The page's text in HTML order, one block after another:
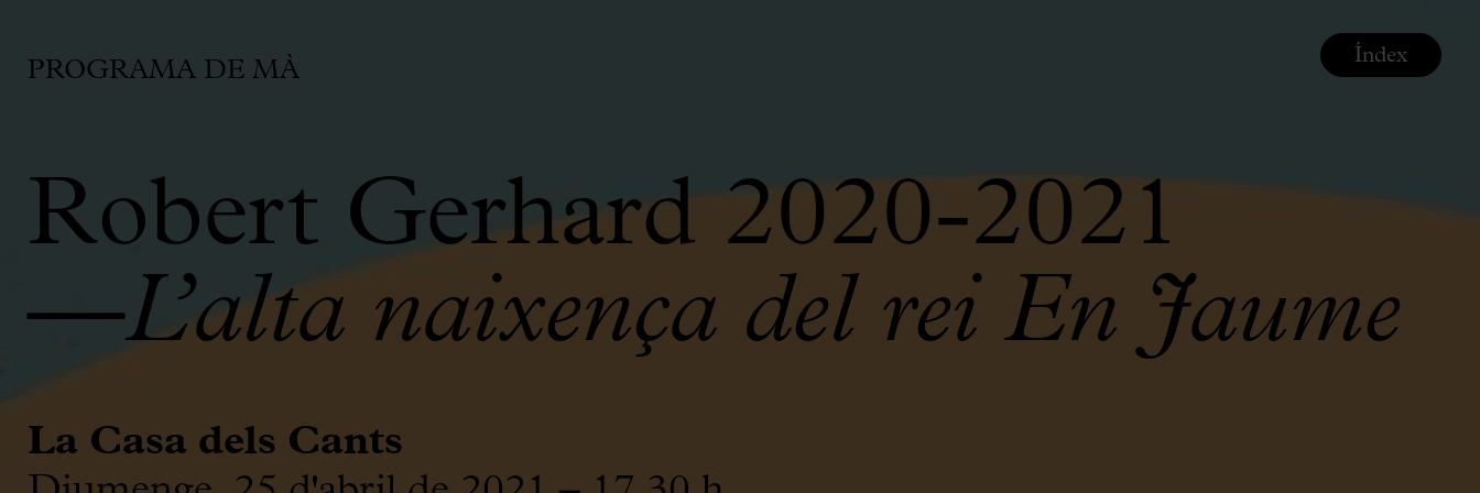
PROGRAMA DE MÀ
Robert Gerhard 2020-2021
—L’alta naixença del rei En Jaume
La Casa dels Cants
Índex